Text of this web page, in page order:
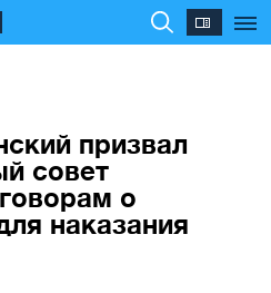
призвал
совет
о
наказания